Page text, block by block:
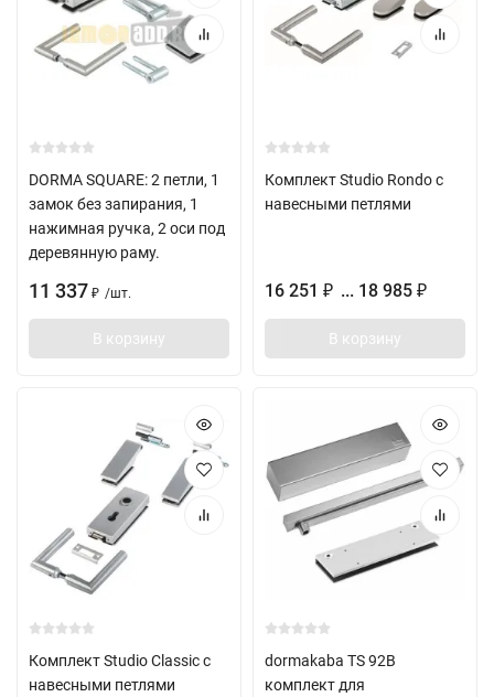
DORMA SQUARE: 2 петли, 1
замок без запирания, 1
нажимная ручка, 2 оси под
деревянную раму.
11 337 ₽ /шт.
В корзину
Комплект Studio Rondo с
навесными петлями
16 251 ₽ ... 18 985 ₽
В корзину
Комплект Studio Classic с
навесными петлями
dormakaba TS 92B
комплект для